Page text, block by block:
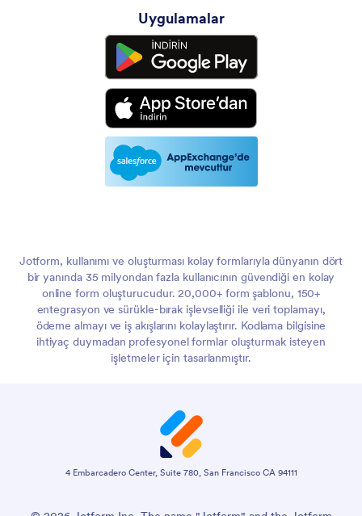
Uygulamalar
Jotform, kullanımı ve oluşturması kolay formlarıyla dünyanın dört
bir yanında 35 milyondan fazla kullanıcının güvendiği en kolay
online form oluşturucudur. 20,000+ form şablonu, 150+
entegrasyon ve sürükle-bırak işlevselliği ile veri toplamayı,
ödeme almayı ve iş akışlarını kolaylaştırır. Kodlama bilgisine
ihtiyaç duymadan profesyonel formlar oluşturmak isteyen
işletmeler için tasarlanmıştır.
4 Embarcadero Center, Suite 780, San Francisco CA 94111